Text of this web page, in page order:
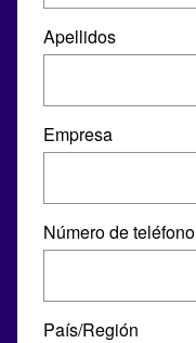
Apellidos
Empresa
Número de teléfono
País/Región